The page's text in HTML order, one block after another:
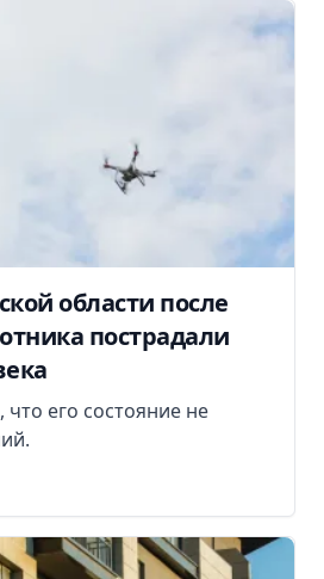
области после
пострадали
его состояние не